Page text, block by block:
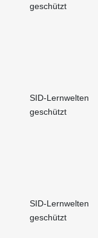
geschützt
SID-Lernwelten
geschützt
SID-Lernwelten
geschützt